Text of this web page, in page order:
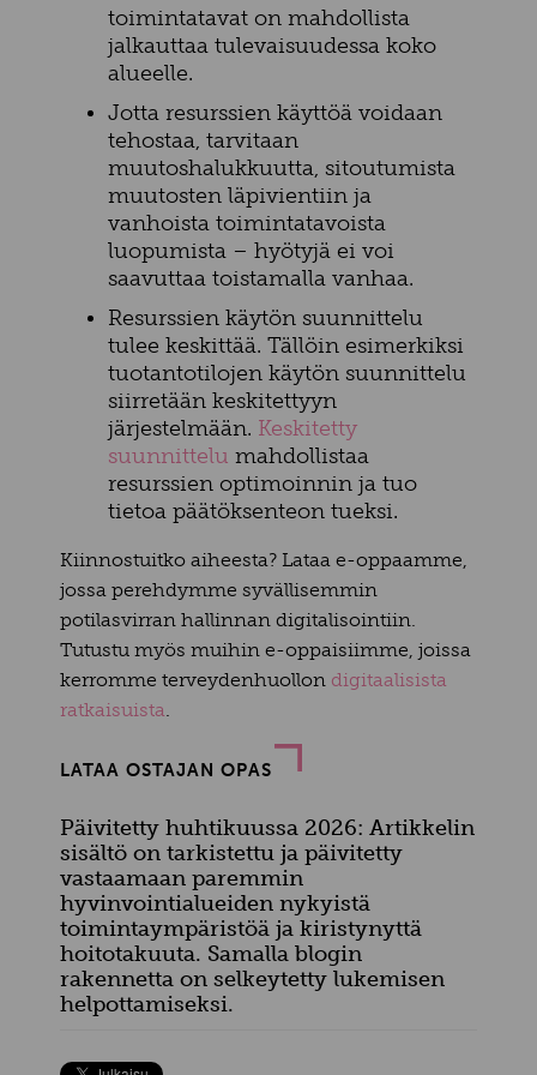
toimintatavat on mahdollista
jalkauttaa tulevaisuudessa koko
alueelle.
Jotta resurssien käyttöä voidaan
tehostaa, tarvitaan
muutoshalukkuutta, sitoutumista
muutosten läpivientiin ja
vanhoista toimintatavoista
luopumista – hyötyjä ei voi
saavuttaa toistamalla vanhaa.
Resurssien käytön suunnittelu
tulee keskittää. Tällöin esimerkiksi
tuotantotilojen käytön suunnittelu
siirretään keskitettyyn
järjestelmään. Keskitetty
suunnittelu mahdollistaa
resurssien optimoinnin ja tuo
tietoa päätöksenteon tueksi.
Kiinnostuitko aiheesta? Lataa e-oppaamme,
jossa perehdymme syvällisemmin
potilasvirran hallinnan digitalisointiin.
Tutustu myös muihin e-oppaisiimme, joissa
kerromme terveydenhuollon digitaalisista
ratkaisuista
LATAA OSTAJAN OPAS
Päivitetty huhtikuussa 2026: Artikkelin
sisältö on tarkistettu ja päivitetty
vastaamaan paremmin
hyvinvointialueiden nykyistä
toimintaympäristöä ja kiristynyttä
hoitotakuuta. Samalla blogin
rakennetta on selkeytetty lukemisen
helpottamiseksi.